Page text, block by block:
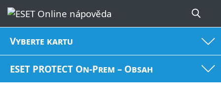
Vyberte kartu
ESET PROTECT On-Prem – Obsah